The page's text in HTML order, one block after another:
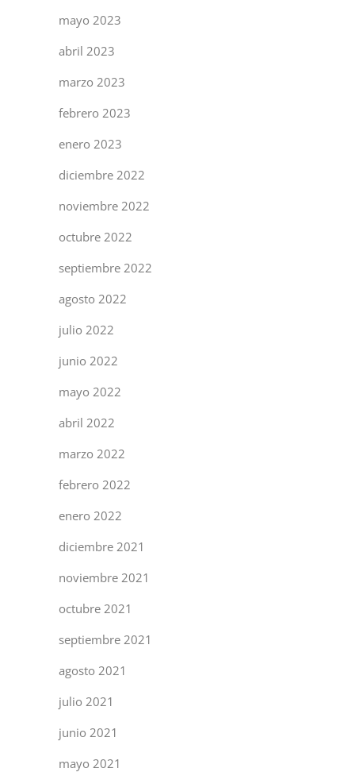
mayo 2023
abril 2023
marzo 2023
febrero 2023
enero 2023
diciembre 2022
noviembre 2022
octubre 2022
septiembre 2022
agosto 2022
julio 2022
junio 2022
mayo 2022
abril 2022
marzo 2022
febrero 2022
enero 2022
diciembre 2021
noviembre 2021
octubre 2021
septiembre 2021
agosto 2021
julio 2021
junio 2021
mayo 2021